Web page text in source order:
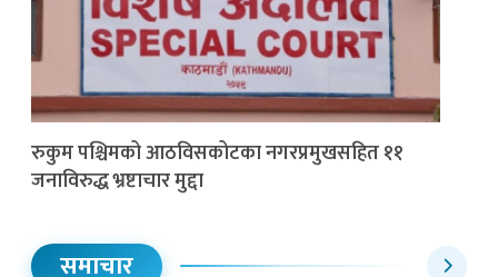
रुकुम पश्चिमको आठविसकोटका नगरप्रमुखसहित ११
जनाविरुद्ध भ्रष्टाचार मुद्दा
समाचार